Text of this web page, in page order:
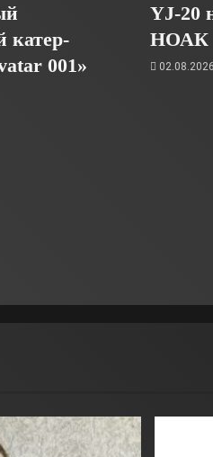
катер-
001»
YJ-20
НОАК
02.08.2026